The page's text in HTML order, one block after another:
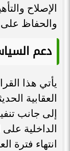
الإصلاح
والحفاظ
دعم
يأتي هذا
العقابية
إلى جانب
الداخلية
انتهاء فترة